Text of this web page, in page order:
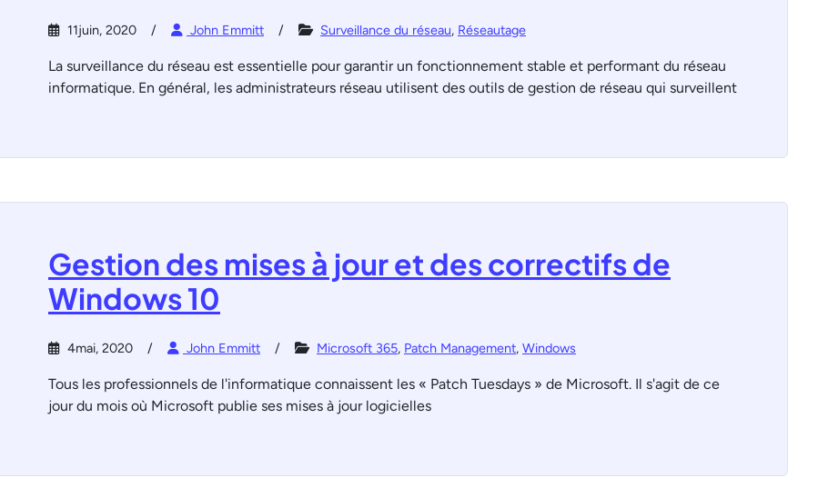
11juin, 2020 John Emmitt Surveillance du réseau, Réseautage
La surveillance du réseau est essentielle pour garantir un fonctionnement stable et performant du réseau
informatique. En général, les administrateurs réseau utilisent des outils de gestion de réseau qui surveillent
Gestion des mises à jour et des correctifs de
Windows 10
4mai, 2020 John Emmitt Microsoft 365, Patch Management, Windows
Tous les professionnels de l'informatique connaissent les « Patch Tuesdays » de Microsoft. Il s'agit de ce
jour du mois où Microsoft publie ses mises à jour logicielles